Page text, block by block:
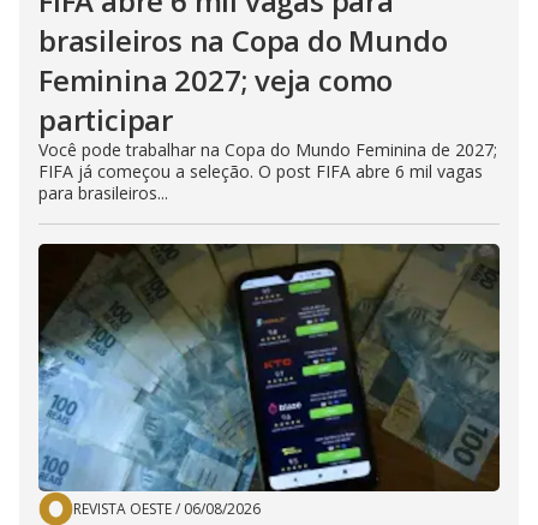
brasileiros na Copa do Mundo
Feminina 2027; veja como
participar
Você pode trabalhar na Copa do Mundo Feminina de 2027;
FIFA já começou a seleção. O post FIFA abre 6 mil vagas
para brasileiros...
REVISTA OESTE/ 06/08/2026